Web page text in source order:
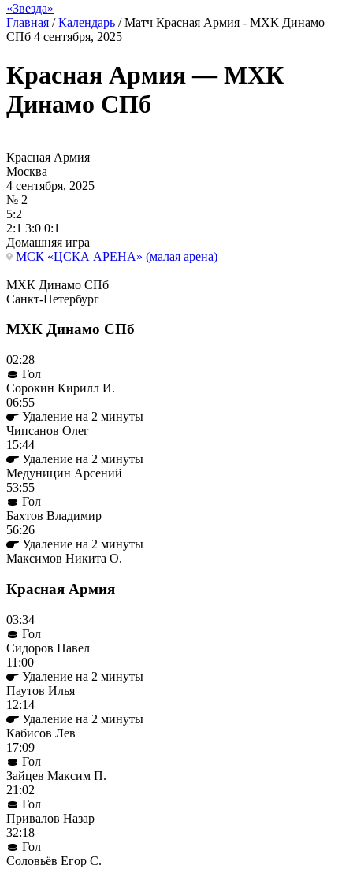
«Звезда»
Главная /Календарь /Матч Красная Армия - МХК Динамо
СПб 4 сентября, 2025
Красная Армия — МХК
Динамо СПб
Красная Армия
Москва
4 сентября, 2025
№ 2
5:2
2:1 3:0 0:1
Домашняя игра
МСК «ЦСКА АРЕНА» (малая арена)
МХК Динамо СПб
Санкт-Петербург
МХК Динамо СПб
02:28
Гол
Сорокин Кирилл И.
06:55
Удаление на 2 минуты
Чипсанов Олег
15:44
Удаление на 2 минуты
Медуницин Арсений
53:55
Гол
Бахтов Владимир
56:26
Удаление на 2 минуты
Максимов Никита О.
Красная Армия
03:34
Гол
Сидоров Павел
11:00
Удаление на 2 минуты
Паутов Илья
12:14
Удаление на 2 минуты
Кабисов Лев
17:09
Гол
Зайцев Максим П.
21:02
Гол
Привалов Назар
32:18
Гол
Соловьёв Егор С.